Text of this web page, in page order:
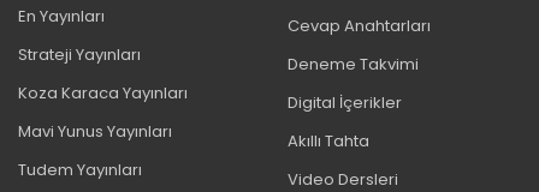
En Yayınları
Strateji Yayınları
Koza Karaca Yayınları
Mavi Yunus Yayınları
Tudem Yayınları
Cevap Anahtarları
Deneme Takvimi
Digital İçerikler
Akıllı Tahta
Video Dersleri